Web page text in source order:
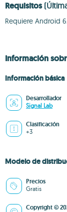
Requisitos
Requiere Android
Información
Información básica
Desarrollador
Signal Lab
Clasificación
+3
Modelo de
Precios
Gratis
Copyright ©